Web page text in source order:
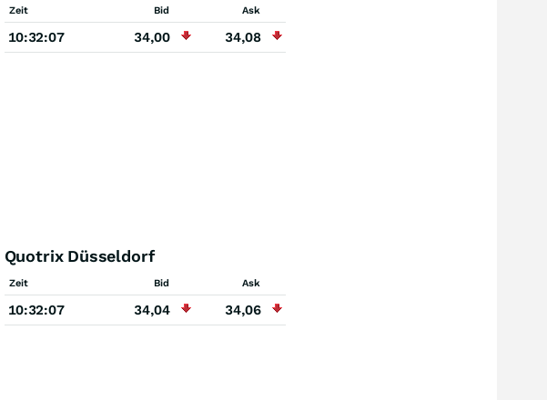
Zeit Bid Ask
10:32:07 34,00 34,08
Quotrix Düsseldorf
Zeit Bid Ask
10:32:07 34,04 34,06